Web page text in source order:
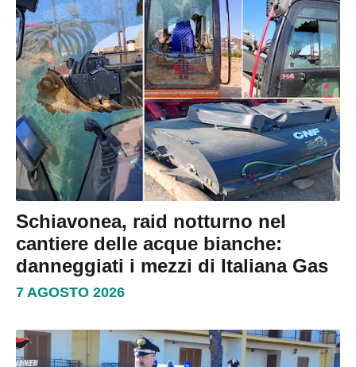
Schiavonea, raid notturno nel
cantiere delle acque bianche:
danneggiati i mezzi di Italiana Gas
7 AGOSTO 2026